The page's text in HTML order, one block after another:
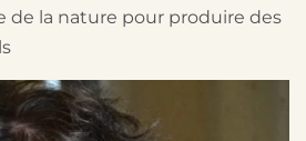
de la nature pour produire des